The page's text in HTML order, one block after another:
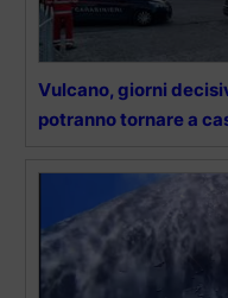
Vulcano, giorni
potranno tornare a